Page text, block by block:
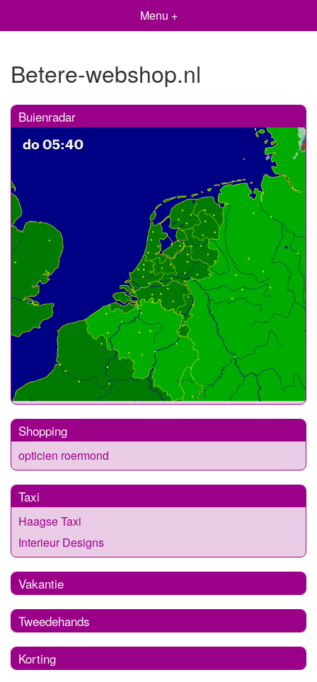
Menu +
Betere-webshop.nl
Buienradar
Shopping
opticien roermond
Taxi
Haagse Taxi
Interieur Designs
Vakantie
Tweedehands
Korting